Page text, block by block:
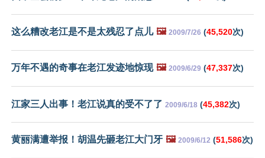
这么糟改老江是不是太残忍了点儿 🖼️ 2009/7/26 (45,520次)
万年不遇的奇事在老江发迹地惊现 🖼️ 2009/6/29 (47,337次)
江家三人出事！老江说真的受不了了 2009/6/18 (45,382次)
黄丽满遭举报！胡温先砸老江大门牙 🖼️ 2009/6/12 (51,586次)